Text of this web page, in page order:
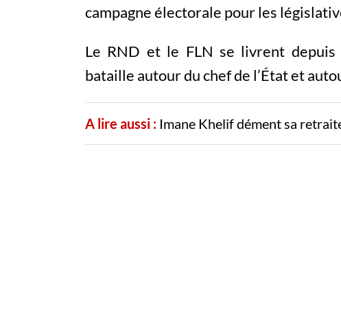
campagne électorale pour les
Le RND et le FLN se livrent
bataille autour du chef de l’État et
A lire aussi : Imane Khelif dément sa